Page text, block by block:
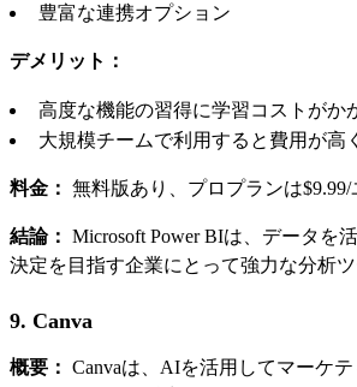
豊富な連携オプション
デメリット：
高度な機能の習得に学習コストがか
大規模チームで利用すると費用が高
料金： 無料版あり、プロプランは$9.99/
結論： Microsoft Power BIは、データを
決定を目指す企業にとって強力な分析ツ
9. Canva
概要： Canvaは、AIを活用してマーケ